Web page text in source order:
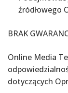
źródłowego
BRAK
Online Media
dotyczących